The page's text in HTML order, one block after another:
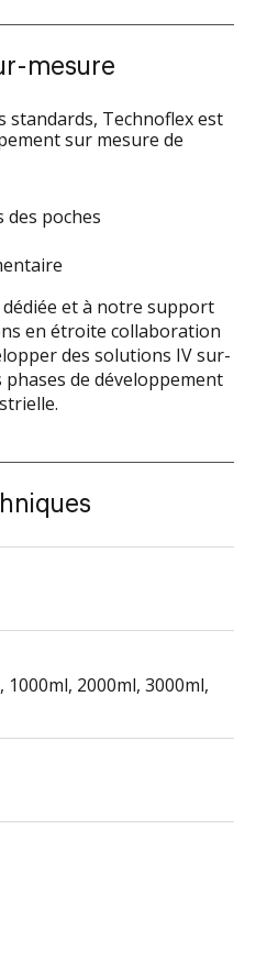
mesure
standards, Technoflex est
sur mesure de
des poches
et à notre support
en étroite collaboration
des solutions IV sur-
de développement
2000ml, 3000ml,